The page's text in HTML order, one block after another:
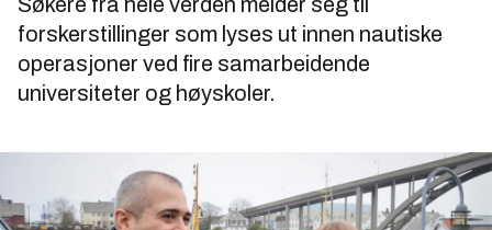
forskerstillinger som lyses ut innen nautiske
operasjoner ved fire samarbeidende
universiteter og høyskoler.